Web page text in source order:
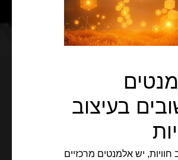
בעיצוב
חוויות, יש אלמנטים מרכזיים